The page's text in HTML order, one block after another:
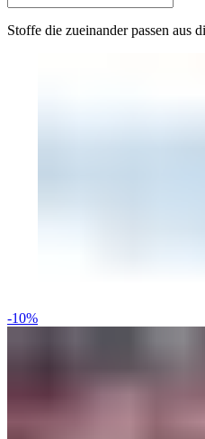
Stoffe die zueinander passen aus
-10%